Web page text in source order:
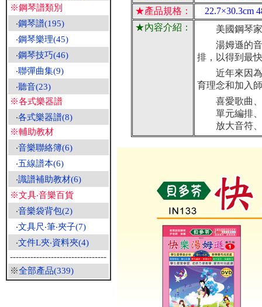
※鋼琴譜類別
‧鋼琴譜(195)
‧鋼琴樂理(45)
‧鋼琴技巧(46)
‧聯彈曲集(9)
‧聽音(23)
※各式樂器譜
‧各式樂器譜(8)
※輔助教材
‧音樂聯絡簿(6)
‧五線譜本(6)
‧識譜補助教材(6)
※文具‧音樂百貨
‧音樂袋背包(2)
‧文具尺‧筆‧夾子(7)
‧文件L夾‧資料夾(4)
---------------------------------
※全部產品(339)
★產品規格：
22.7×30.3cm
★內容介紹：
美國鋼琴家
湯姆遜的音
排，以得到最
近年來因為
育理念和加入
喜愛歌曲、
單元編排、
放大音符、